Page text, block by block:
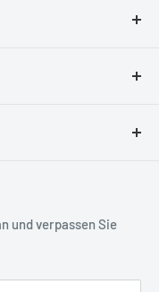
wir komplexe
und verpassen Sie